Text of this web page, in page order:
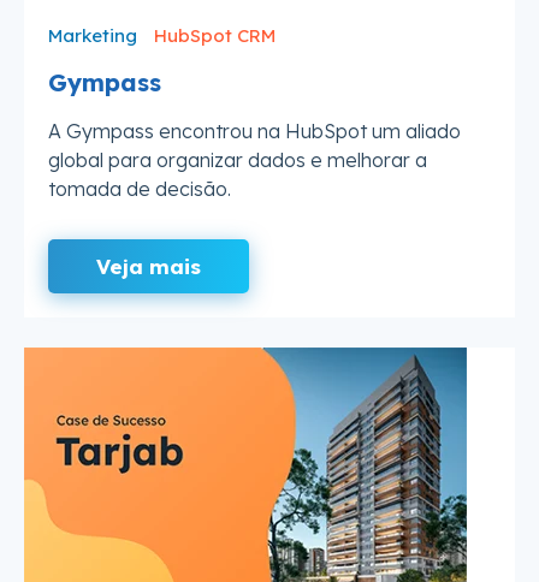
Marketing HubSpot CRM
Gympass
A Gympass encontrou na HubSpot um aliado
global para organizar dados e melhorar a
tomada de decisão.
Veja mais